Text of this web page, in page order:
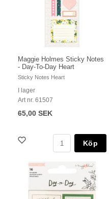
Maggie Holmes Sticky Notes
- Day-To-Day Heart
Sticky Notes Heart
I lager
Art nr. 61507
65,00 SEK
Köp